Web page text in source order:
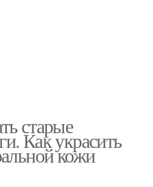
старые
Как украсить
кожи